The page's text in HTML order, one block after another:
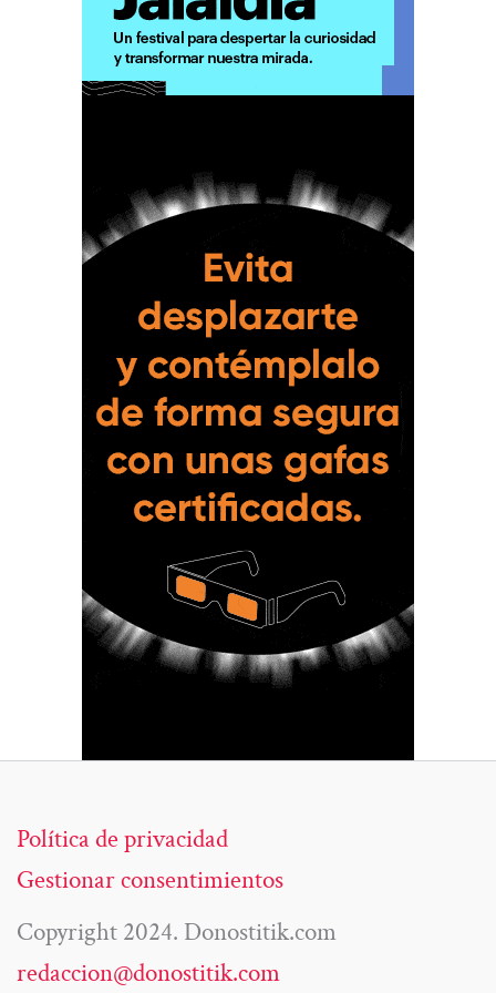
Política de privacidad
Gestionar consentimientos
Copyright 2024. Donostitik.com
redaccion@donostitik.com